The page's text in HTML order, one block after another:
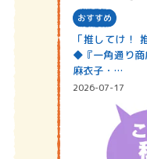
おすすめ
「推してけ！
◆『一角通り商
麻衣子・…
2026-07-17